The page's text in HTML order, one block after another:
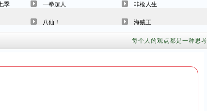
季 一拳超人 非枪人生
八仙！ 海贼王
每个人的观点都是一种思考